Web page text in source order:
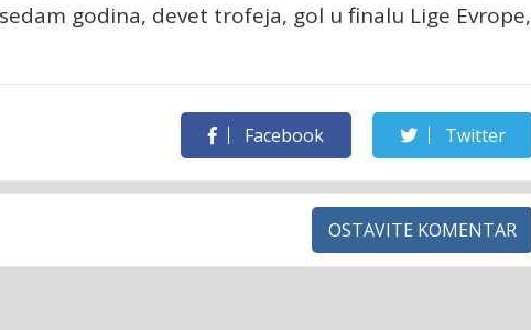
godina, devet trofeja, gol u finalu Lige Evrope,
Facebook Twitter
OSTAVITE KOMENTAR